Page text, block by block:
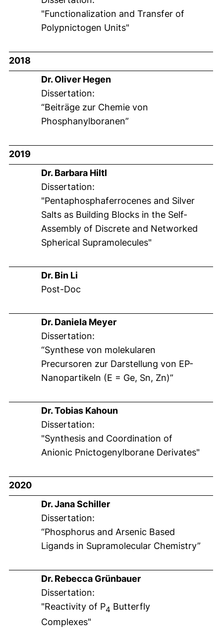
"Functionalization and Transfer of
Polypnictogen Units"
2018
Dr. Oliver Hegen
Dissertation:
“Beiträge zur Chemie von
Phosphanylboranen”
2019
Dr. Barbara Hiltl
Dissertation:
"Pentaphosphaferrocenes and Silver
Salts as Building Blocks in the Self-
Assembly of Discrete and Networked
Spherical Supramolecules"
Dr. Bin Li
Post-Doc
Dr. Daniela Meyer
Dissertation:
“Synthese von molekularen
Precursoren zur Darstellung von EP-
Nanopartikeln (E = Ge, Sn, Zn)”
Dr. Tobias Kahoun
Dissertation:
"Synthesis and Coordination of
Anionic Pnictogenylborane Derivates"
2020
Dr. Jana Schiller
Dissertation:
“Phosphorus and Arsenic Based
Ligands in Supramolecular Chemistry”
Dr. Rebecca Grünbauer
Dissertation:
"Reactivity of P4 Butterfly
Complexes"